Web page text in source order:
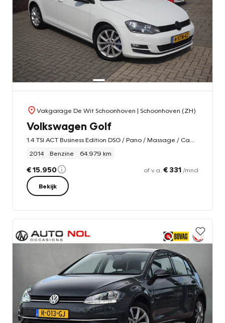
Vakgarage De Wit Schoonhoven | Schoonhoven (ZH)
Volkswagen Golf
2014
Benzine 64.979 km
€ 15.950 of v.a. € 331 /mnd
Bekijk